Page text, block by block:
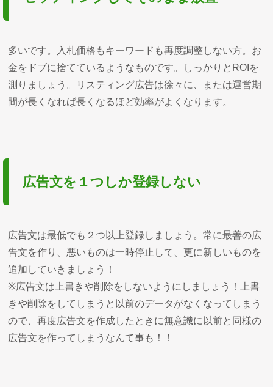
多いです。入札価格もキーワードも再度調整しない方。お
金をドブに捨てているようなものです。しっかりとROIを
測りましょう。リスティング広告は徐々に、または運営期
間が長くなれば長くなるほど効率がよくなります。
広告文を１つしか登録しない
広告文は最低でも２つ以上登録しましょう。常に最善の広
告文を作り、悪いものは一時停止して、更に新しいものを
追加していきましょう！
※広告文は上書きや削除をしないようにしましょう！上書
きや削除をしてしまうと以前のデータがなくなってしまう
ので、再度広告文を作成したときに無意識に以前と同様の
広告文を作ってしまうなんて事も！！